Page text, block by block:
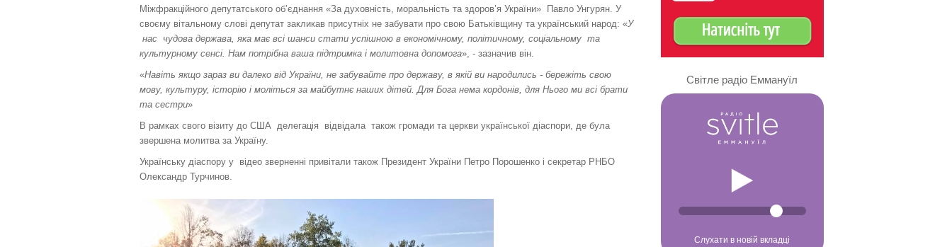
Міжфракційного депутатського об’єднання «За духовність, моральність та здоров’я України» Павло Унгурян. У
своєму вітальному слові депутат закликав присутніх не забувати про свою Батьківщину та український народ: «У
нас чудова держава, яка має всі шанси стати успішною в економічному, політичному, соціальному та
культурному сенсі. Нам потрібна ваша підтримка і молитовна допомога», - зазначив він.
«Навіть якщо зараз ви далеко від України, не забувайте про державу, в якій ви народились - бережіть свою
мову, культуру, історію і моліться за майбутнє наших дітей. Для Бога нема кордонів, для Нього ми всі брати
та сестри»
В рамках свого візиту до США делегація відвідала також громади та церкви української діаспори, де була
звершена молитва за Україну.
Українську діаспору у відео зверненні привітали також Президент України Петро Порошенко і секретар РНБО
Олександр Турчинов.
Світле радіо Еммануїл
Слухати в новій вкладці